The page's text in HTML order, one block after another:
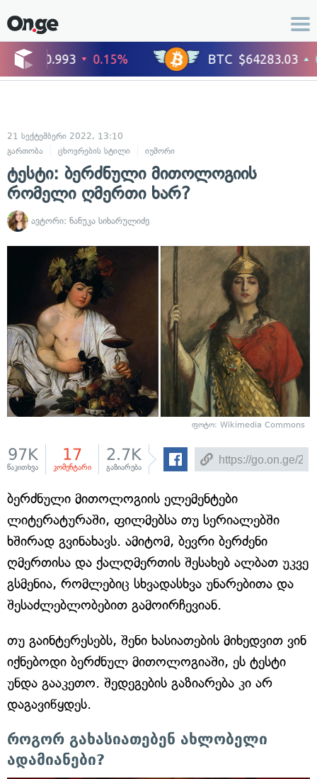
21 სექტემბერი 2022, 13:10
გართობა
ცხოვრების სტილი იუმორი
ტესტი: ბერძნული მითოლოგიის
რომელი ღმერთი ხარ?
ავტორი: ნანუკა სიხარულიძე
ფოტო: Wikimedia Commons
97K
წაკითხვა
17
კომენტარი
2.7K
გაზიარება
ბერძნული მითოლოგიის ელემენტები
ლიტერატურაში, ფილმებსა თუ სერიალებში
ხშირად გვინახავს. ამიტომ, ბევრი ბერძენი
ღმერთისა და ქალღმერთის შესახებ ალბათ უკვე
გსმენია, რომლებიც სხვადასხვა უნარებითა და
შესაძლებლობებით გამოირჩევიან.
თუ გაინტერესებს, შენი ხასიათების მიხედვით ვინ
იქნებოდი ბერძნულ მითოლოგიაში, ეს ტესტი
უნდა გააკეთო. შედეგების გაზიარება კი არ
დაგავიწყდეს.
როგორ გახასიათებენ ახლობელი
ადამიანები?